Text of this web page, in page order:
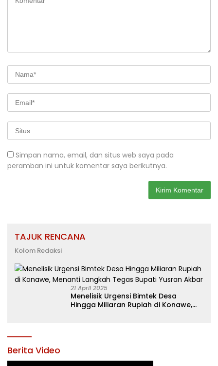
Simpan nama, email, dan situs web saya pada
peramban ini untuk komentar saya berikutnya.
TAJUK RENCANA
Kolom Redaksi
21 April 2025
Menelisik Urgensi Bimtek Desa
Hingga Miliaran Rupiah di Konawe,
Berita Video